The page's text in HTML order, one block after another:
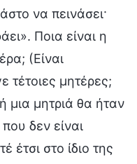
να πεινάσει·
Ποια είναι η
(Είναι
μητέρες;
μια μητριά θα ήταν
δεν είναι
έτσι στο ίδιο της